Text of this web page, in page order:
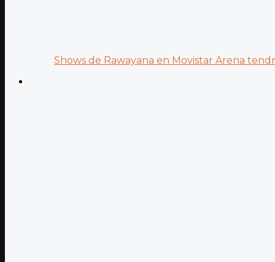
Shows de Rawayana en Movistar Arena